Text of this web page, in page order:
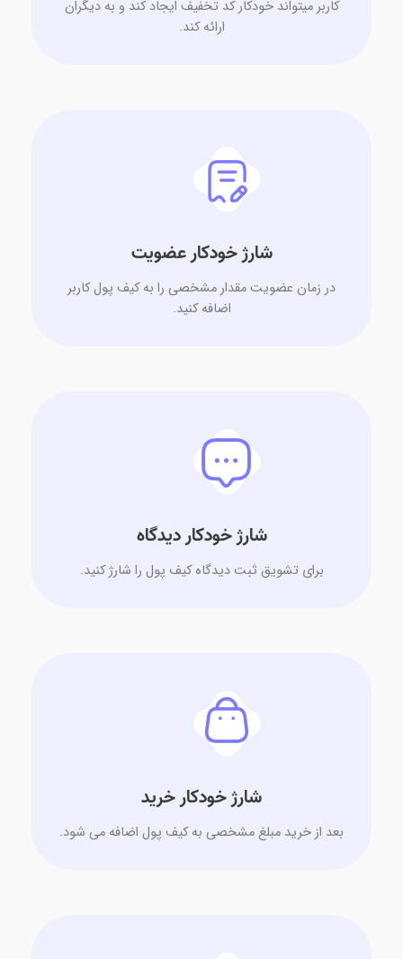
کاربر میتواند خودکار کد تخفیف ایجاد کند و به دیگران
ارائه کند.
شارژ خودکار عضویت
در زمان عضویت مقدار مشخصی را به کیف پول کاربر
اضافه کنید.
شارژ خودکار دیدگاه
برای تشویق ثبت دیدگاه کیف پول را شارژ کنید.
شارژ خودکار خرید
بعد از خرید مبلغ مشخصی به کیف پول اضافه می شود.